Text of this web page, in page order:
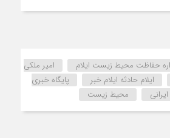
حفاظت محیط زیست ایلام
امیر ملکی
ایلام حادثه ایلام خبر
پایگاه خبری
محیط زیست